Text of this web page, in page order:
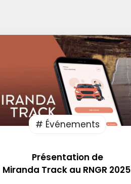
# Événements
Présentation de
Miranda Track au RNGR 2025